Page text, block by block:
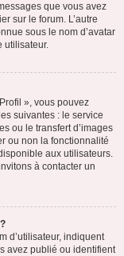
que vous avez
sur le forum. L’autre
sous le nom d’avatar
utilisateur.
», vous pouvez
suivantes : le service
ou le transfert d’images
ou non la fonctionnalité
aux utilisateurs.
à contacter un
d’utilisateur, indiquent
avez publié ou identifient